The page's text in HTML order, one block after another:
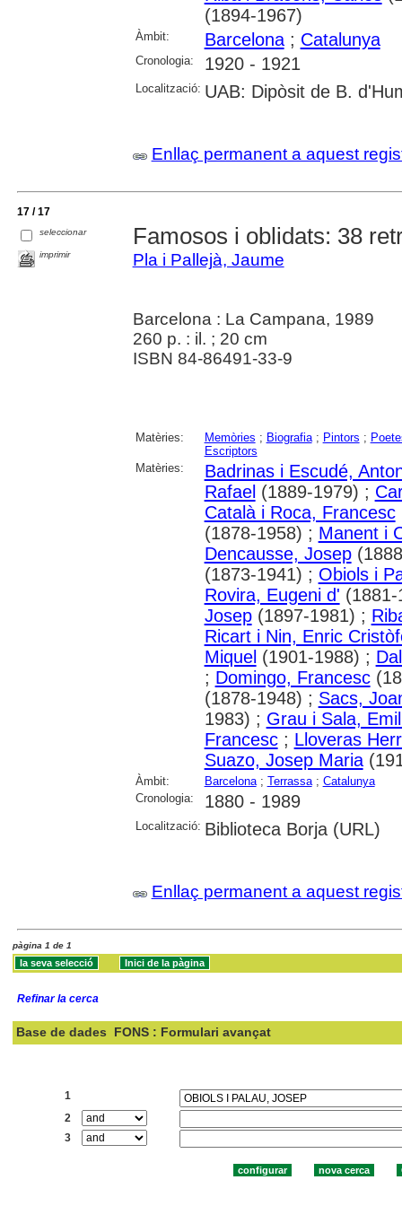
(1894-1967)
Àmbit: Barcelona; Catalunya
Cronologia: 1920 - 1921
Localització: UAB: Dipòsit de B.
Enllaç permanent a aquest
17 / 17
seleccionar
imprimir
Famosos i oblidats: 38
Pla i Pallejà, Jaume
Barcelona : La Campana, 1989
260 p. : il. ; 20 cm
ISBN 84-86491-33-9
Matèries: Memòries ; Biografia; Pintors ;
Escriptors
Matèries:
Badrinas i Escudé,
Rafael (1889-1979) ;
Català i Roca, Francesc
(1878-1958) ; Manent i
Dencausse, Josep
(1873-1941) ; Obiols i
Rovira, Eugeni d'
Josep(1897-1981) ;
Ricart i Nin, Enric
Miquel (1901-1988) ;
; Domingo, Francesc
(1878-1948) ; Sacs,
1983) ; Grau i Sala,
Francesc; Lloveras
Suazo, Josep Maria
Àmbit: Barcelona; Terrassa; Catalunya
Cronologia:
1880 - 1989
Localització: Biblioteca Borja (URL)
Enllaç permanent a aquest
pàgina 1 de 1
Refinar la cerca
Base de dades FONS : Formulari avançat
1
2
3